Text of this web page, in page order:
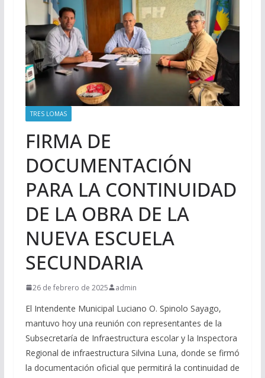
TRES LOMAS
FIRMA DE
DOCUMENTACIÓN
PARA LA CONTINUIDAD
DE LA OBRA DE LA
NUEVA ESCUELA
SECUNDARIA
26 de febrero de 2025 admin
El Intendente Municipal Luciano O. Spinolo Sayago,
mantuvo hoy una reunión con representantes de la
Subsecretaría de Infraestructura escolar y la Inspectora
Regional de infraestructura Silvina Luna, donde se firmó
la documentación oficial que permitirá la continuidad de